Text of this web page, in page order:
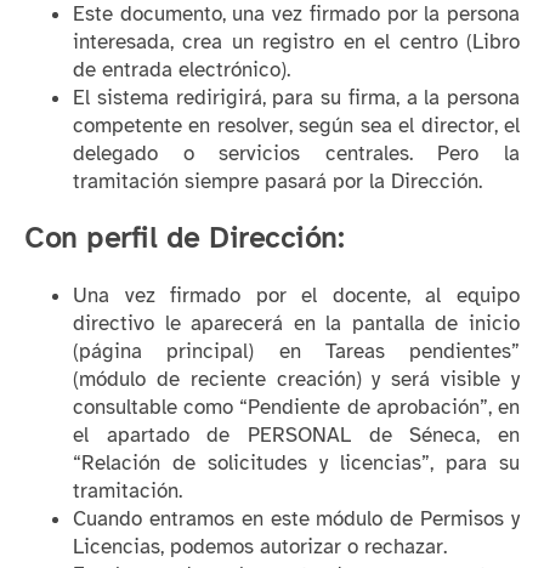
Este documento, una vez firmado por la persona
interesada, crea un registro en el centro (Libro
de entrada electrónico).
El sistema redirigirá, para su firma, a la persona
competente en resolver, según sea el director, el
delegado o servicios centrales. Pero la
tramitación siempre pasará por la Dirección.
Con perfil de Dirección:
Una vez firmado por el docente, al equipo
directivo le aparecerá en la pantalla de inicio
(página principal) en Tareas pendientes”
(módulo de reciente creación) y será visible y
consultable como “Pendiente de aprobación”, en
el apartado de PERSONAL de Séneca, en
“Relación de solicitudes y licencias”, para su
tramitación.
Cuando entramos en este módulo de Permisos y
Licencias, podemos autorizar o rechazar.